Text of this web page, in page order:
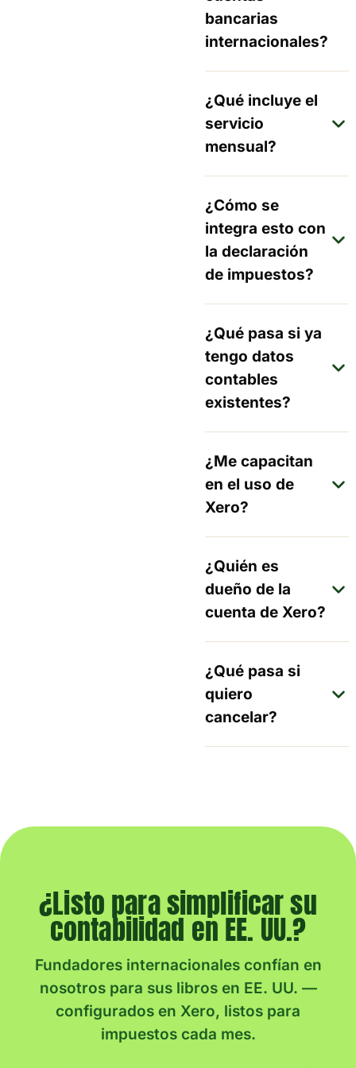
bancarias
internacionales?
¿Qué incluye el
servicio
mensual?
¿Cómo se
integra esto con
la declaración
de impuestos?
¿Qué pasa si ya
tengo datos
contables
existentes?
¿Me capacitan
en el uso de
Xero?
¿Quién es
dueño de la
cuenta de Xero?
¿Qué pasa si
quiero
cancelar?
¿Listo para simplificar su
contabilidad en EE. UU.?
Fundadores internacionales confían en
nosotros para sus libros en EE. UU. —
configurados en Xero, listos para
impuestos cada mes.